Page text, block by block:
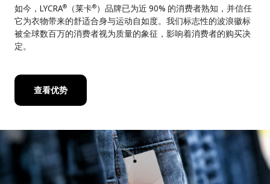
如今，LYCRA® （莱卡®）品牌已为近 90% 的消费者熟知，并信任
它为衣物带来的舒适合身与运动自如度。我们标志性的波浪徽标
被全球数百万的消费者视为质量的象征，影响着消费者的购买决
定。
查看优势